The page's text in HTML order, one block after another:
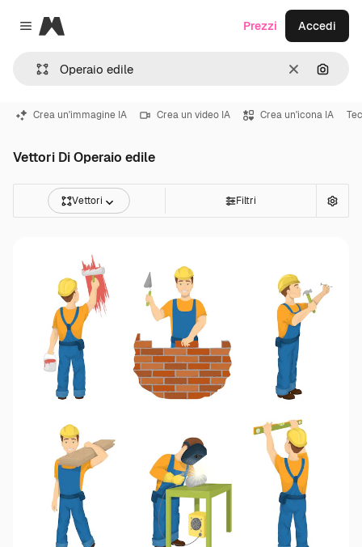
Close menu
Magnific
CancellaCerca
Prezzi Accedi
Crea un'immagine IA Crea un video IA Crea un'icona IA
Vettori Di Operaio edile
Vettori Filtri